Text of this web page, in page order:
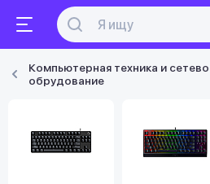
Компьютерная техника и
обрудование